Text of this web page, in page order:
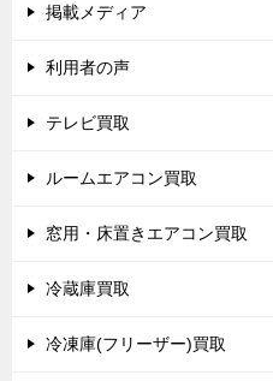
掲載メディア
利用者の声
テレビ買取
ルームエアコン買取
窓用・床置きエアコン買取
冷蔵庫買取
冷凍庫(フリーザー)買取